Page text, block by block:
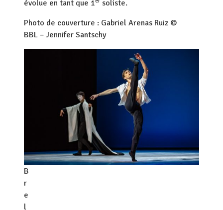
évolue en tant que 1
soliste.
Photo de couverture : Gabriel Arenas Ruiz ©
BBL – Jennifer Santschy
B
r
e
l